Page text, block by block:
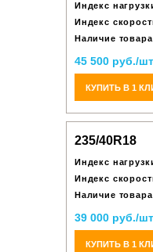
Индекс
Индекс
Наличие
45 500 руб./
КУПИТЬ В 1
235/40R18
Индекс
Индекс
Наличие
39 000 руб./
КУПИТЬ В 1